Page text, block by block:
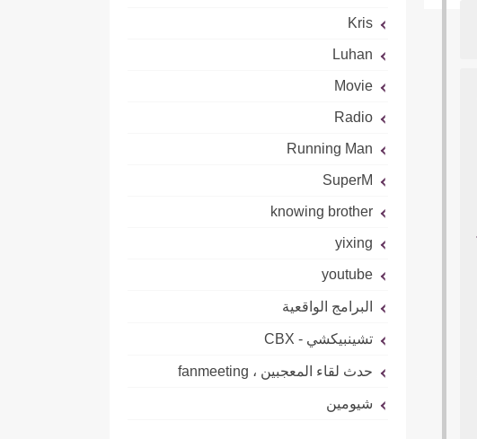
Kris
Luhan
Movie
Radio
Running Man
SuperM
knowing brother
yixing
youtube
البرامج الواقعية
تشينبيكشي - CBX
حدث لقاء المعجبين ، fanmeeting
شيومين